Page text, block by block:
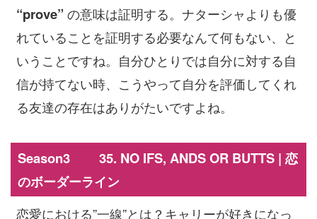
“prove” の意味は証明する。ナターシャよりも優
れていることを証明する必要なんて何もない、と
いうことですね。自分ひとりでは自分に対する自
信が持てない時、こうやって自分を評価してくれ
る友達の存在はありがたいですよね。
Season3 35. NO IFS, ANDS OR BUTTS | 恋
のボーダーライン
恋愛における”一線”とは？キャリーが好きになっ